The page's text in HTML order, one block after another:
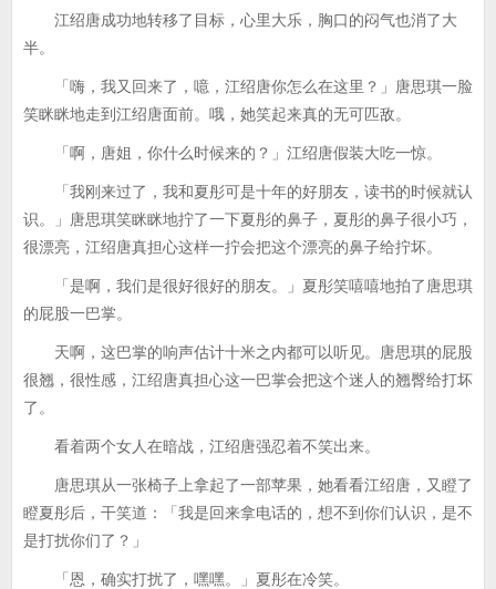
江绍唐成功地转移了目标，心里大乐，胸口的闷气也消了大
半。
「嗨，我又回来了，噫，江绍唐你怎么在这里？」唐思琪一脸
笑眯眯地走到江绍唐面前。哦，她笑起来真的无可匹敌。
「啊，唐姐，你什么时候来的？」江绍唐假装大吃一惊。
「我刚来过了，我和夏彤可是十年的好朋友，读书的时候就认
识。」唐思琪笑眯眯地拧了一下夏彤的鼻子，夏彤的鼻子很小巧，
很漂亮，江绍唐真担心这样一拧会把这个漂亮的鼻子给拧坏。
「是啊，我们是很好很好的朋友。」夏彤笑嘻嘻地拍了唐思琪
的屁股一巴掌。
天啊，这巴掌的响声估计十米之内都可以听见。唐思琪的屁股
很翘，很性感，江绍唐真担心这一巴掌会把这个迷人的翘臀给打坏
了。
看着两个女人在暗战，江绍唐强忍着不笑出来。
唐思琪从一张椅子上拿起了一部苹果，她看看江绍唐，又瞪了
瞪夏彤后，干笑道：「我是回来拿电话的，想不到你们认识，是不
是打扰你们了？」
「恩，确实打扰了，嘿嘿。」夏彤在冷笑。